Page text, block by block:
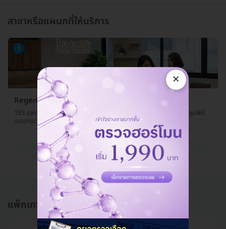
สาขาหรือแผนกที่ให้บริการ
1
Regenelife Vital Center
183 อาคารรีเจ้นท์ เฮ้าส์ (Regent House Building) ถ. ราชดำริ แขวงลุมพินี
เขตปทุมวัน กรุงเทพมหานคร 10330
ดูรายละเอียด
แพ็กเกจอื่นใน ดูแลสุขภาพด้วยแพทย์แผนจีน
×